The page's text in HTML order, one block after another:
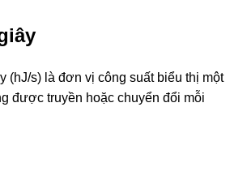
(hJ/s) là đơn vị công suất biểu thị một
được truyền hoặc chuyển đổi mỗi